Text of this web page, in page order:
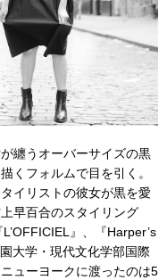
纏うオーバーサイズの黒
くフォルムで目を引く。
イリストの彼女が黒を愛
早百合のスタイリング
』、『Harper’s
大学・現代文化学部国際
ューヨークに渡ったのは5